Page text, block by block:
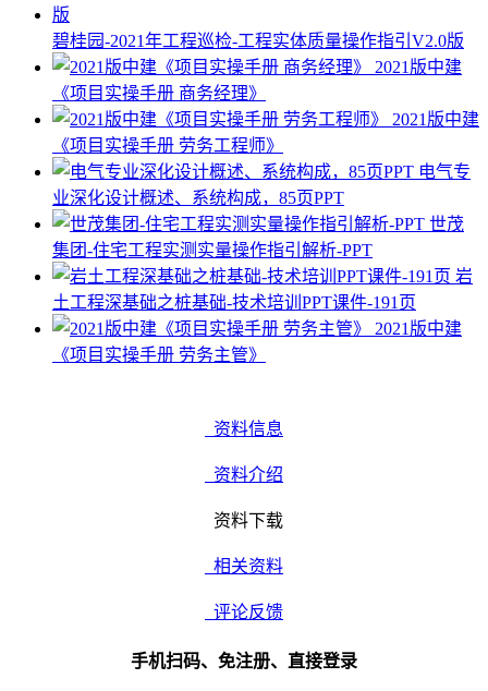
碧桂园-2021年工程巡检-工程实体质量操作指引V2.0版
2021版中建
《项目实操手册 商务经理》
2021版中建
《项目实操手册 劳务工程师》
电气专
业深化设计概述、系统构成，85页PPT
世茂
集团-住宅工程实测实量操作指引解析-PPT
岩
土工程深基础之桩基础-技术培训PPT课件-191页
2021版中建
《项目实操手册 劳务主管》
资料信息
资料介绍
资料下载
相关资料
评论反馈
手机扫码、免注册、直接登录